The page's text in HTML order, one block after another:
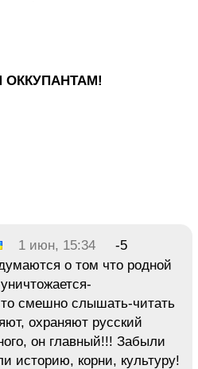
1 июн, 15:34
-5
о том что родной
смешно слышать-читать
охраняют русский
он главный!!! Забыли
историю, корни, культуру!